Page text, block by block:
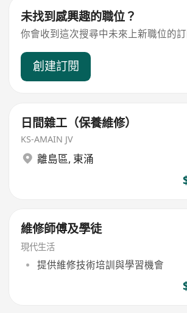
未找到感興趣的職位？
你會收到這次搜尋中未來上新職位的
創建訂閱
日間雜工（保養維修）
KS-AMAIN JV
離島區, 東涌
維修師傅及學徒
現代生活
提供維修技術培訓與學習機會